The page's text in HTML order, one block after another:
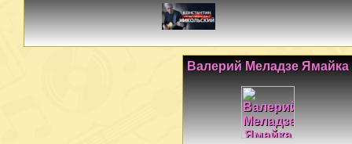
Валерий Меладзе Ямайка